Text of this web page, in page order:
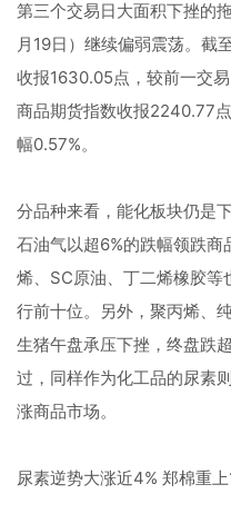
第三个交易日大面积下挫的
月19日）继续偏弱震荡。截
收报1630.05点，较前一交
商品期货指数收报2240.77
幅0.57%。
分品种来看，能化板块仍是
石油气以超6%的跌幅领跌
烯、SC原油、丁二烯橡胶
行前十位。另外，聚丙烯、
生猪午盘承压下挫，终盘跌
过，同样作为化工品的尿素
涨商品市场。
尿素逆势大涨近4% 郑棉重